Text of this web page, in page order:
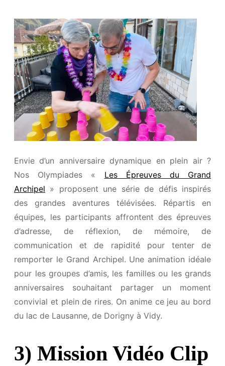
Envie d’un anniversaire dynamique en plein air ?
Nos Olympiades « Les Épreuves du Grand
Archipel » proposent une série de défis inspirés
des grandes aventures télévisées. Répartis en
équipes, les participants affrontent des épreuves
d’adresse, de réflexion, de mémoire, de
communication et de rapidité pour tenter de
remporter le Grand Archipel. Une animation idéale
pour les groupes d’amis, les familles ou les grands
anniversaires souhaitant partager un moment
convivial et plein de rires. On anime ce jeu au bord
du lac de Lausanne, de Dorigny à Vidy.
3) Mission Vidéo Clip